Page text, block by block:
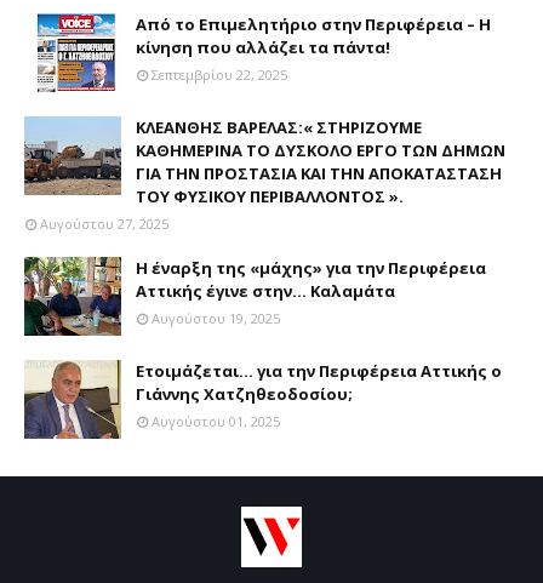
Από το Επιμελητήριο στην Περιφέρεια – Η
κίνηση που αλλάζει τα πάντα!
Σεπτεμβρίου 22, 2025
ΚΛΕΑΝΘΗΣ ΒΑΡΕΛΑΣ:« ΣΤΗΡΙΖΟΥΜΕ
ΚΑΘΗΜΕΡΙΝΑ ΤΟ ΔΥΣΚΟΛΟ ΕΡΓΟ ΤΩΝ ΔΗΜΩΝ
ΓΙΑ ΤΗΝ ΠΡΟΣΤΑΣΙΑ ΚΑΙ ΤΗΝ ΑΠΟΚΑΤΑΣΤΑΣΗ
ΤΟΥ ΦΥΣΙΚΟΥ ΠΕΡΙΒΑΛΛΟΝΤΟΣ ».
Αυγούστου 27, 2025
Η έναρξη της «μάχης» για την Περιφέρεια
Αττικής έγινε στην... Καλαμάτα
Αυγούστου 19, 2025
Ετοιμάζεται... για την Περιφέρεια Αττικής ο
Γιάννης Χατζηθεοδοσίου;
Αυγούστου 01, 2025